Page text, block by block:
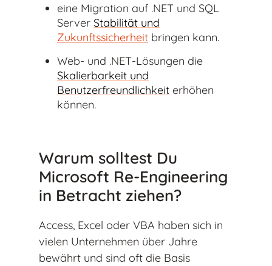
eine Migration auf .NET und SQL
Server Stabilität und
Zukunftssicherheit bringen kann.
Web- und .NET-Lösungen die
Skalierbarkeit und
Benutzerfreundlichkeit erhöhen
können.
Warum solltest Du
Microsoft Re-Engineering
in Betracht ziehen?
Access, Excel oder VBA haben sich in
vielen Unternehmen über Jahre
bewährt und sind oft die Basis